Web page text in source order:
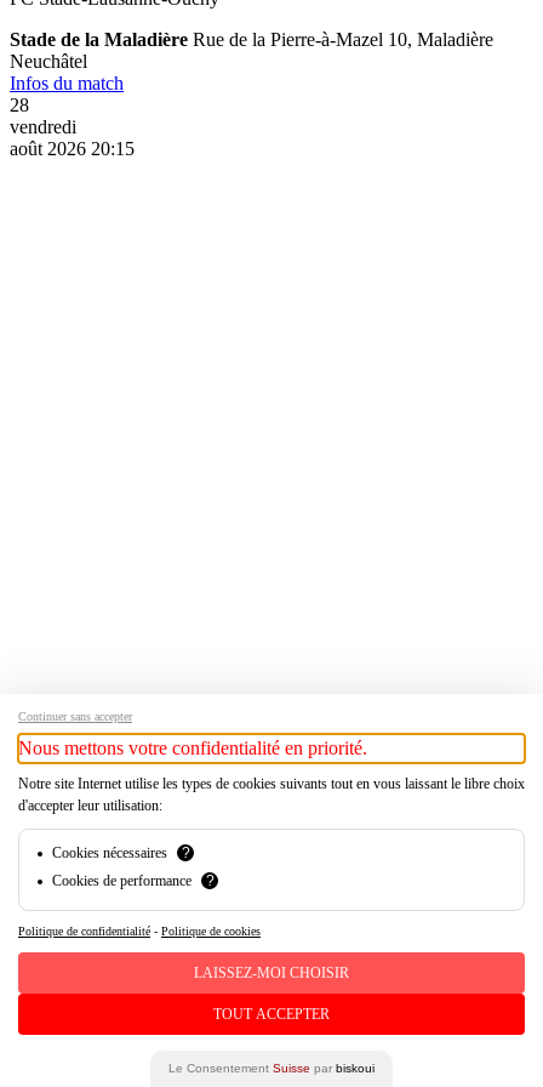
Stade de la Maladière Rue de la Pierre-à-Mazel 10, Maladière
Neuchâtel
Infos du match
28
vendredi
août 2026 20:15
FC Aarau
VS
Continuer sans accepter
Nous mettons votre confidentialité en priorité.
Notre site Internet utilise les types de cookies suivants tout en vous laissant le libre choix
d'accepter leur utilisation:
Cookies nécessaires
?
Cookies de performance
?
Politique de confidentialité - Politique de cookies
LAISSEZ-MOI CHOISIR
TOUT ACCEPTER
Le Consentement Suisse par biskoui